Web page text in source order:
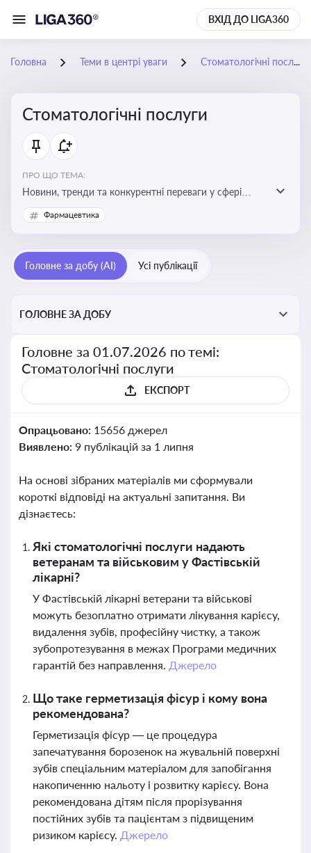
ВХІД ДО LIGA360
Головна Теми в центрі уваги Стоматологічні послуги
Стоматологічні послуги
ПРО ЩО ТЕМА:
Новини, тренди та конкурентні переваги у сфері
стоматологічних послуг. Використання новітніх
технологій та стратегій для покращення
Фармацевтика
Головне за добу (AI) Усі публікації
ГОЛОВНЕ ЗА ДОБУ
Головне за 01.07.2026 по темі:
Стоматологічні послуги
ЕКСПОРТ
Опрацьовано: 15656 джерел
Виявлено: 9 публікацій за 1 липня
На основі зібраних матеріалів ми сформували
короткі відповіді на актуальні запитання. Ви
дізнаєтесь:
Які стоматологічні послуги надають
ветеранам та військовим у Фастівській
лікарні?
У Фастівській лікарні ветерани та військові
можуть безоплатно отримати лікування карієсу,
видалення зубів, професійну чистку, а також
зубопротезування в межах Програми медичних
гарантій без направлення. Джерело
Що таке герметизація фісур і кому вона
рекомендована?
Герметизація фісур — це процедура
запечатування борозенок на жувальній поверхні
зубів спеціальним матеріалом для запобігання
накопиченню нальоту і розвитку карієсу. Вона
рекомендована дітям після прорізування
постійних зубів та пацієнтам з підвищеним
ризиком карієсу. Джерело